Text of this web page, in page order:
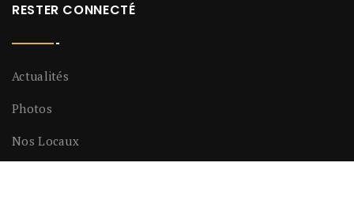
RESTER CONNECTÉ
Actualités
Photos
Nos Locaux